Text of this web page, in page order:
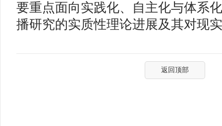
要重点面向实践化、自主化与体系
播研究的实质性理论进展及其对现
返回顶部